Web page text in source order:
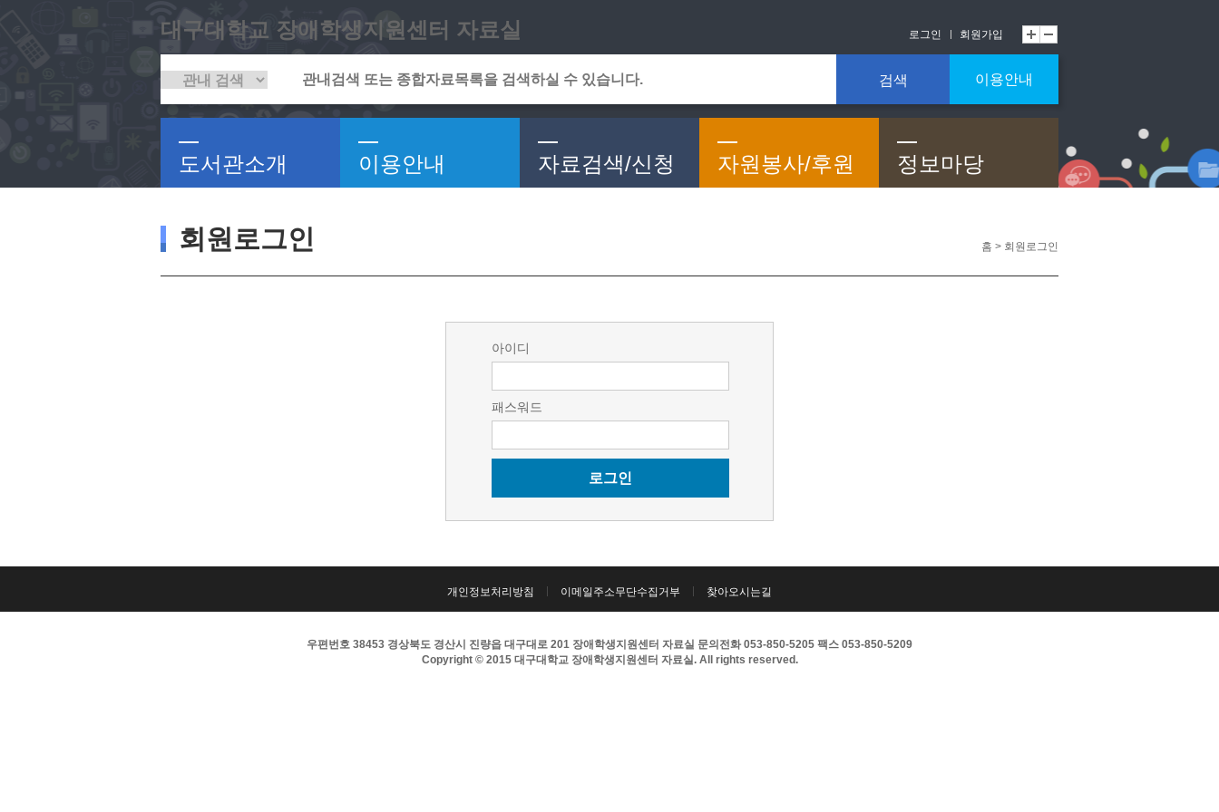
대구대학교 장애학생지원센터 자료실 로그인 회원가입
검색 이용안내
도서관소개 이용안내 자료검색/신청 자원봉사/후원 정보마당
회원로그인 홈 > 회원로그인
아이디
패스워드
로그인
개인정보처리방침 이메일주소무단수집거부 찾아오시는길
우편번호 38453 경상북도 경산시 진량읍 대구대로 201 장애학생지원센터 자료실 문의전화 053-850-5205 팩스 053-850-5209
Copyright © 2015 대구대학교 장애학생지원센터 자료실. All rights reserved.